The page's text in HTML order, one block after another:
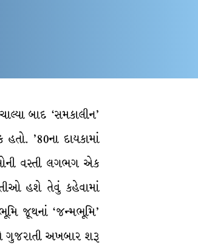
બાદ ‘સમકાલીન’
’80ના દાયકામાં
વસ્તી લગભગ એક
હશે તેવું કહેવામાં
જૂથનાં ‘જન્મભૂમિ’
ગુજરાતી અખબાર શરૂ